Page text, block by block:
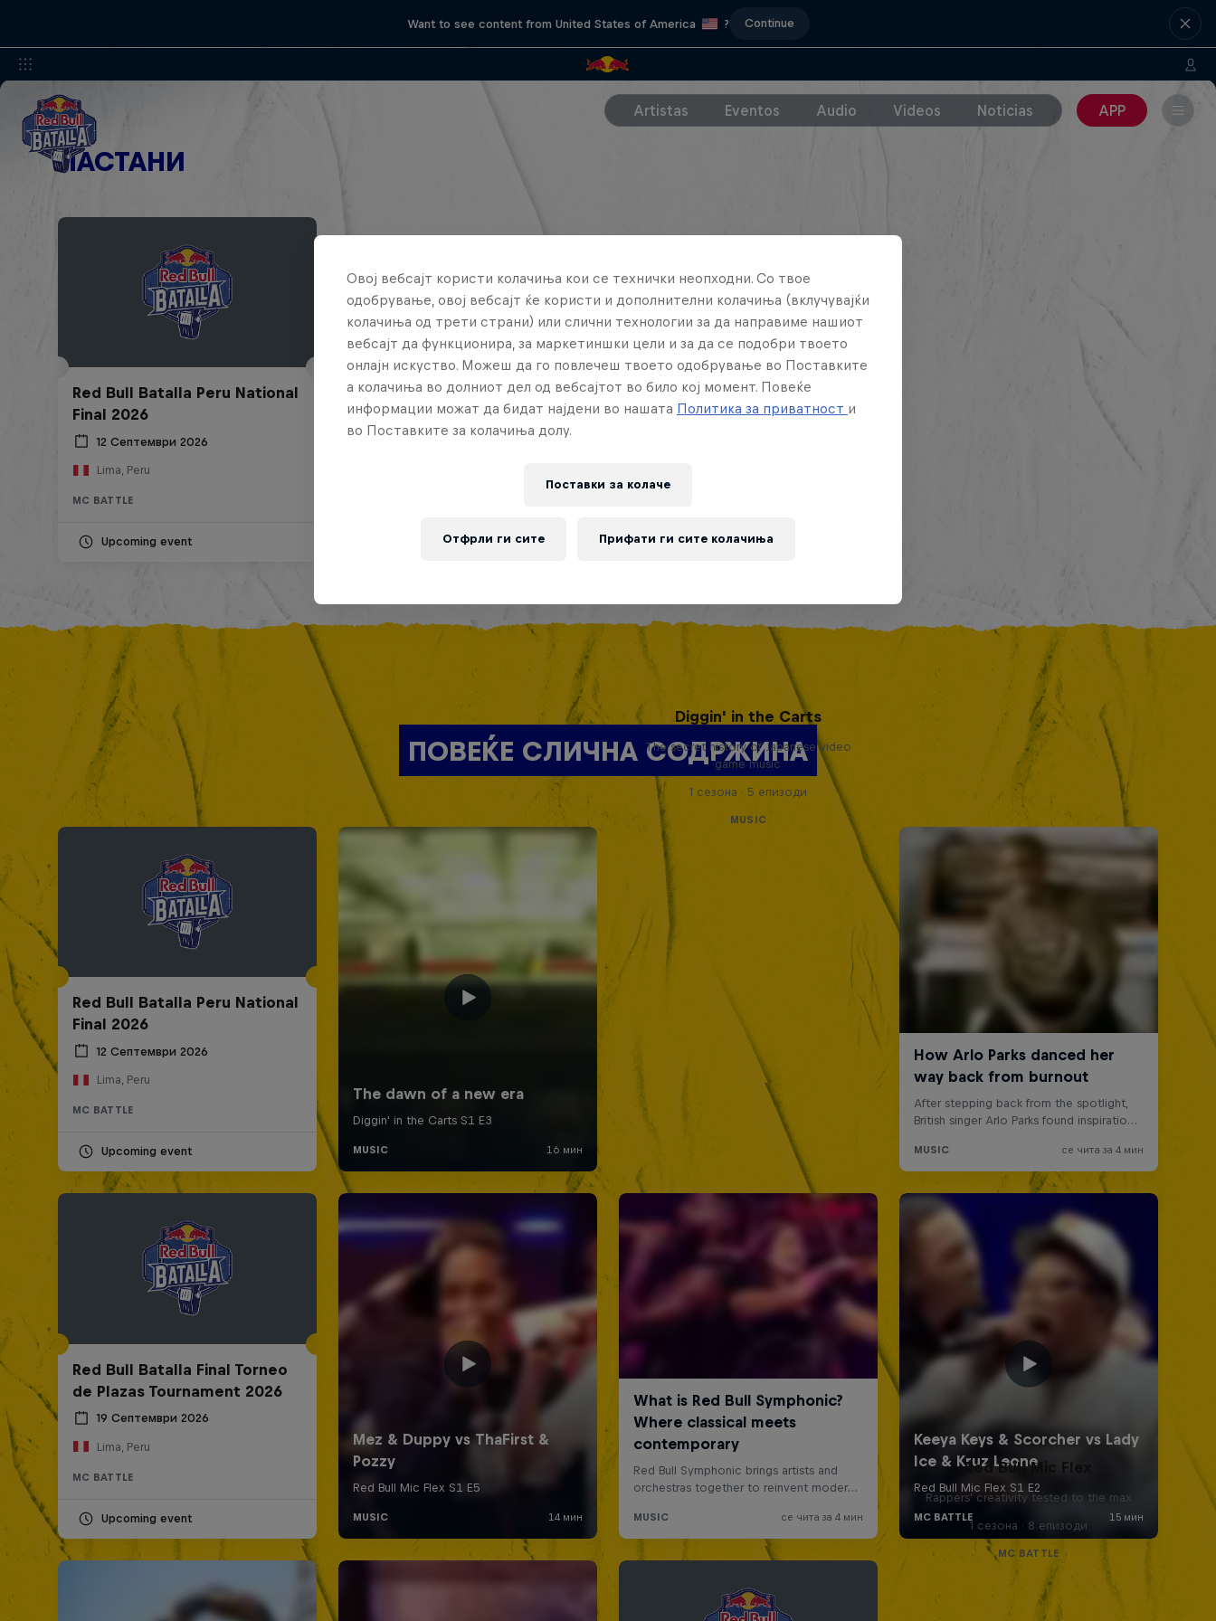
Want to see content from United States of America ? Continue
Artistas Eventos Audio Videos Noticias APP
НАСТАНИ
Red Bull Batalla Peru National
Final 2026
12 Септември 2026
Lima, Peru
MC BATTLE
Upcoming event
ПОВЕЌЕ СЛИЧНА СОДРЖИНА
Red Bull Batalla Peru National
Final 2026
12 Септември 2026
Lima, Peru
MC BATTLE
Upcoming event
Diggin' in the Carts
The secret history of Japanese video
game music
1 сезона · 5 епизоди
MUSIC
Red Bull Batalla Final Torneo
de Plazas Tournament 2026
19 Септември 2026
Lima, Peru
MC BATTLE
Upcoming event
Red Bull Mic Flex
Rappers' creativity tested to the max
1 сезона · 8 епизоди
MC BATTLE
Овој вебсајт користи колачиња кои се технички неопходни. Со твое
одобрување, овој вебсајт ќе користи и дополнителни колачиња (вклучувајќи
колачиња од трети страни) или слични технологии за да направиме нашиот
вебсајт да функционира, за маркетиншки цели и за да се подобри твоето
онлајн искуство. Можеш да го повлечеш твоето одобрување во Поставките
а колачиња во долниот дел од вебсајтот во било кој момент. Повеќе
информации можат да бидат најдени во нашата Политика за приватност и
во Поставките за колачиња долу.
Поставки за колачe
Отфрли ги сите Прифати ги сите колачиња